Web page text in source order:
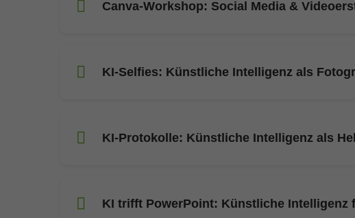
Canva-Workshop: Social Media &
KI-Selfies: Künstliche Intelligenz als
KI-Protokolle: Künstliche Intelligenz als
KI trifft PowerPoint: Künstliche Intelligenz